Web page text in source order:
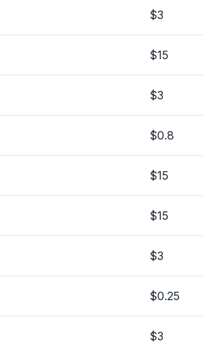
$3
$15
$3
$0.8
$15
$15
$3
$0.25
$3